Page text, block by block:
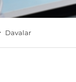
Davalar